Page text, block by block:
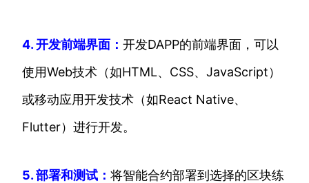
4. 开发前端界面： 开发DAPP的前端界面，可以
使用Web技术（如HTML、CSS、JavaScript）
或移动应用开发技术（如React Native、
Flutter）进行开发。
5. 部署和测试： 将智能合约部署到选择的区块练